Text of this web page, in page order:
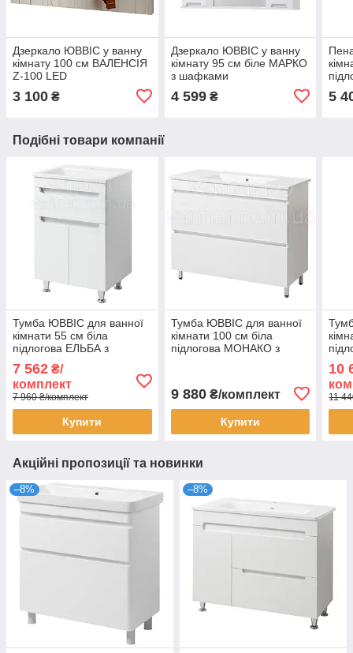
Дзеркало ЮВВІС у ванну
кімнату 100 см ВАЛЕНСІЯ
Z-100 LED
3 100 ₴
Дзеркало ЮВВІС у ванну
кімнату 95 см біле МАРКО
з шафками
4 599₴ 5
Подібні товари компанії
Тумба ЮВВІС для ванної
кімнати 55 см біла
підлогова ЕЛЬБА з
7 562 ₴/
комплект
7 960 ₴/комплект
Купити
Тумба ЮВВІС для ванної
кімнати 100 см біла
підлогова МОНАКО з
9 880₴/комплект
Купити
10
11
Акційні пропозиції та новинки
–8% –8%